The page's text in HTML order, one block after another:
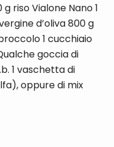
riso Vialone Nano 1
d’oliva 800 g
1 cucchiaio
goccia di
1 vaschetta di
oppure di mix